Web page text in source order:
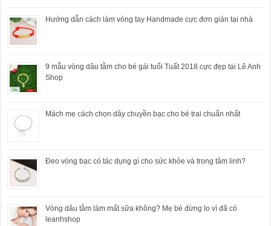
Hướng dẫn cách làm vòng tay Handmade cực đơn giản tại nhà
9 mẫu vòng dâu tằm cho bé gái tuổi Tuất 2018 cực đẹp tại Lê Anh
Shop
Mách mẹ cách chọn dây chuyền bạc cho bé trai chuẩn nhất
Đeo vòng bạc có tác dụng gì cho sức khỏe và trong tâm linh?
Vòng dâu tằm làm mất sữa không? Mẹ bé đừng lo vì đã có
leanhshop